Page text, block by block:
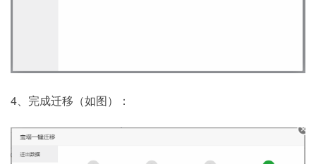
4、完成迁移（如图）：